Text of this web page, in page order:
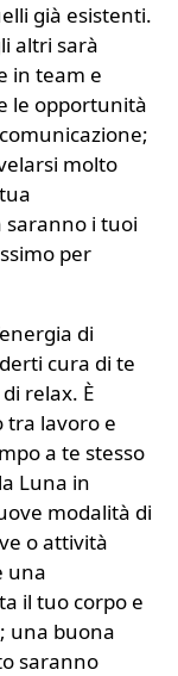
già esistenti.
altri sarà
in team e
le opportunità
molto
saranno i tuoi
per
di
cura di te
relax. È
lavoro e
a te stesso
Luna in
modalità di
o attività
una
il tuo corpo e
una buona
saranno